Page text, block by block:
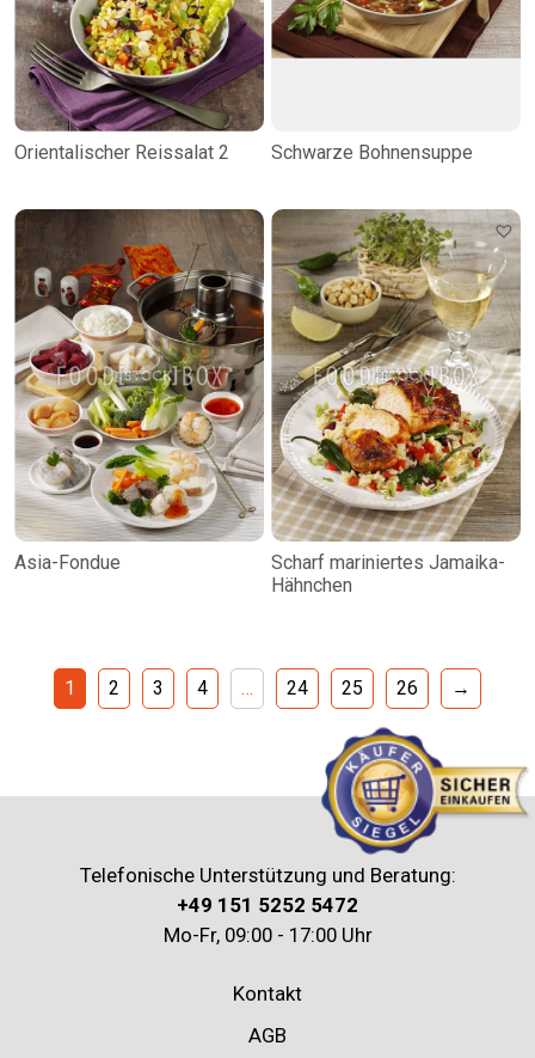
Orientalischer Reissalat 2 Schwarze Bohnensuppe
Asia-Fondue
Scharf mariniertes Jamaika-
Hähnchen
1 2 3 4 … 24 25 26 →
Telefonische Unterstützung und Beratung:
+49 151 5252 5472
Mo-Fr, 09:00 - 17:00 Uhr
Kontakt
AGB